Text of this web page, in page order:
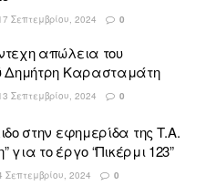
Σεπτεμβρίου, 2024 0
απώλεια του
Δημήτρη Καρασταμάτη
Σεπτεμβρίου, 2024 0
στην εφημερίδα της Τ.Α.
για το έργο “Πικέρμι 123”
Σεπτεμβρίου, 2024 0